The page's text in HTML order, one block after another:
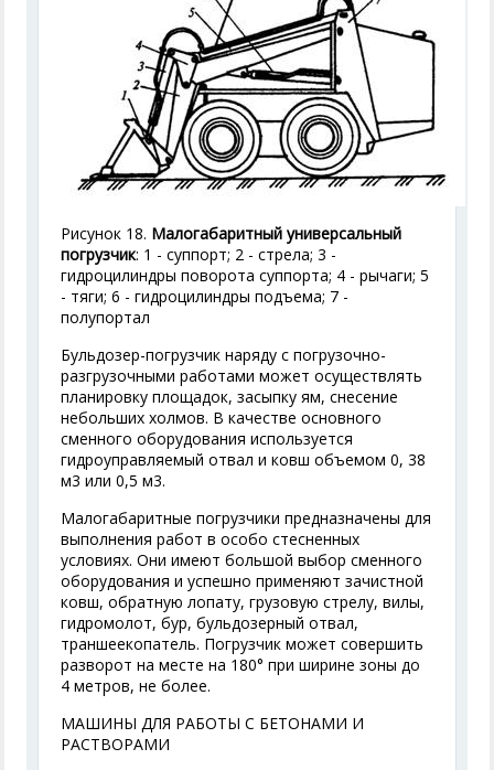
Рисунок 18. Малогабаритный универсальный
погрузчик: 1 - суппорт; 2 - стрела; 3 -
гидроцилиндры поворота суппорта; 4 - рычаги; 5
- тяги; 6 - гидроцилиндры подъема; 7 -
полупортал
Бульдозер-погрузчик наряду с погрузочно-
разгрузочными работами может осуществлять
планировку площадок, засыпку ям, снесение
небольших холмов. В качестве основного
сменного оборудования используется
гидроуправляемый отвал и ковш объемом 0, 38
м3 или 0,5 м3.
Малогабаритные погрузчики предназначены для
выполнения работ в особо стесненных
условиях. Они имеют большой выбор сменного
оборудования и успешно применяют зачистной
ковш, обратную лопату, грузовую стрелу, вилы,
гидромолот, бур, бульдозерный отвал,
траншеекопатель. Погрузчик может совершить
разворот на месте на 180° при ширине зоны до
4 метров, не более.
МАШИНЫ ДЛЯ РАБОТЫ С БЕТОНАМИ И
РАСТВОРАМИ